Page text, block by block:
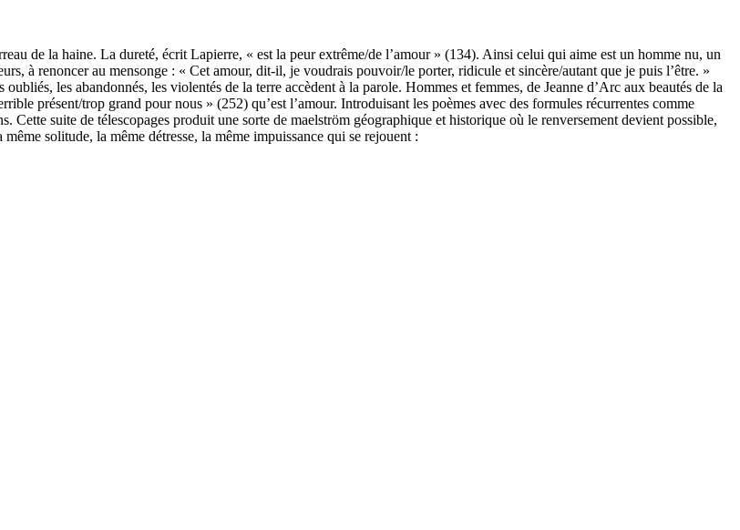
de la haine. La dureté, écrit Lapierre, « est la peur extrême/de l’amour » (134). Ainsi celui qui aime est un homme nu, un
à renoncer au mensonge : « Cet amour, dit-il, je voudrais pouvoir/le porter, ridicule et sincère/autant que je puis l’être. »
les abandonnés, les violentés de la terre accèdent à la parole. Hommes et femmes, de Jeanne d’Arc aux beautés de la
présent/trop grand pour nous » (252) qu’est l’amour. Introduisant les poèmes avec des formules récurrentes comme
suite de télescopages produit une sorte de maelström géographique et historique où le renversement devient possible,
solitude, la même détresse, la même impuissance qui se rejouent :